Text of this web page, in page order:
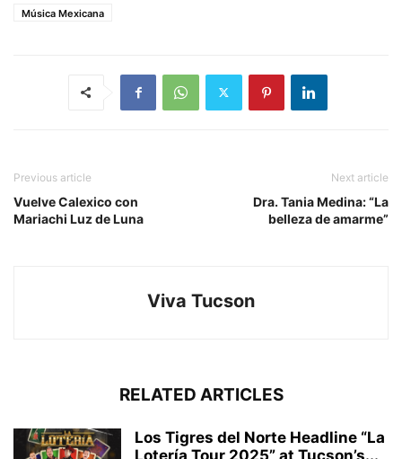
Música Mexicana
Previous article
Vuelve Calexico con
Mariachi Luz de Luna
Next article
Dra. Tania Medina: “La
belleza de amarme”
Viva Tucson
RELATED ARTICLES
Los Tigres del Norte Headline “La
Lotería Tour 2025” at Tucson’s...